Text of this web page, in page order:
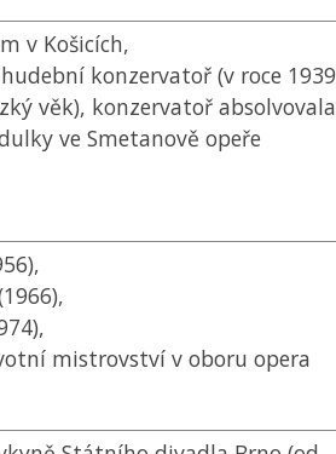
v Košicích,
konzervatoř (v roce 1939
věk), konzervatoř absolvovala
ve Smetanově opeře
mistrovství v oboru opera